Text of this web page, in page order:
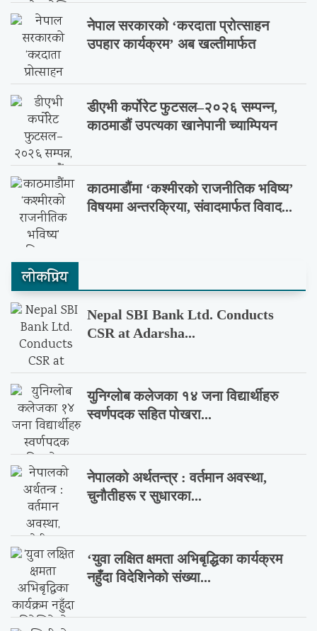
नेपाल सरकारको ‘करदाता प्रोत्साहन
उपहार कार्यक्रम’ अब खल्तीमार्फत
डीएभी कर्पोरेट फुटसल–२०२६ सम्पन्न,
काठमाडौं उपत्यका खानेपानी च्याम्पियन
काठमाडौंमा ‘कश्मीरको राजनीतिक भविष्य’
विषयमा अन्तरक्रिया, संवादमार्फत विवाद...
लाेकप्रिय
Nepal SBI Bank Ltd. Conducts
CSR at Adarsha...
युनिग्लोब कलेजका १४ जना विद्यार्थीहरु
स्वर्णपदक सहित पोखरा...
नेपालको अर्थतन्त्र : वर्तमान अवस्था,
चुनौतीहरू र सुधारका...
‘युवा लक्षित क्षमता अभिबृद्धिका कार्यक्रम
नहुँदा विदेशिनेको संख्या...